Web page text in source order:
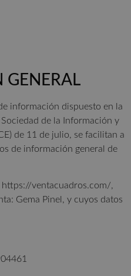
GENERAL
información dispuesto en la
de la Información y
de 11 de julio, se facilitan a
de información general de
https://ventacuadros.com/,
Gema Pinel, y cuyos datos